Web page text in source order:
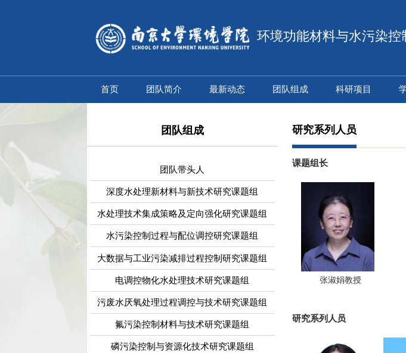
环境功能材料与水污染控
首页 团队简介 最新动态 团队组成 科研项目
团队组成
团队带头人
深度水处理新材料与新技术研究课题组
水处理技术集成策略及定向强化研究课题组
水污染控制过程与配位调控研究课题组
大数据与工业污染减排过程控制研究课题组
电调控物化水处理技术研究课题组
污废水厌氧处理过程调控与技术研究课题组
氟污染控制材料与技术研究课题组
磷污染控制与资源化技术研究课题组
研究系列人员
课题组长
张淑娟教授
研究系列人员